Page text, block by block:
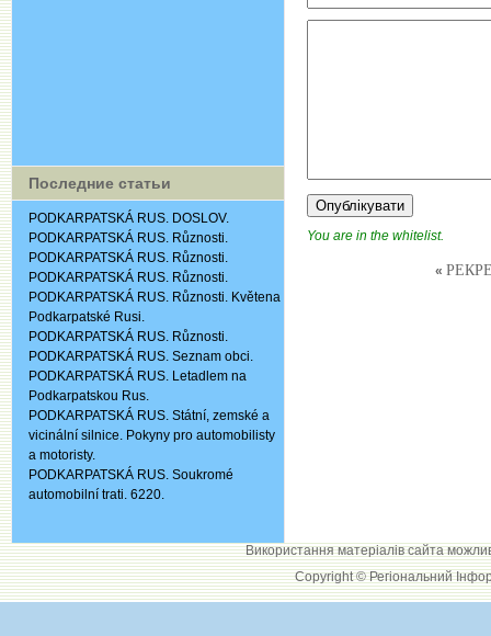
Последние статьи
PODKARPATSKÁ RUS. DOSLOV.
PODKARPATSKÁ RUS. Různosti.
PODKARPATSKÁ RUS. Různosti.
PODKARPATSKÁ RUS. Různosti.
PODKARPATSKÁ RUS. Různosti. Květena
Podkarpatské Rusi.
PODKARPATSKÁ RUS. Různosti.
PODKARPATSKÁ RUS. Seznam obci.
PODKARPATSKÁ RUS. Letadlem na
Podkarpatskou Rus.
PODKARPATSKÁ RUS. Státní, zemské a
vicinální silnice. Pokyny pro automobilisty
a motoristy.
PODKARPATSKÁ RUS. Soukromé
automobilní trati. 6220.
You are in the whitelist.
«
Використання матеріалів сайта
Copyright © Регіональний